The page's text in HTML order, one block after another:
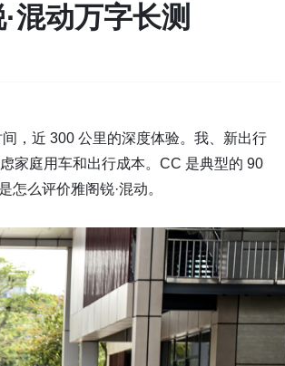
混动万字长测
，近 300 公里的深度体验。我、新出行
家庭用车和出行成本。CC 是典型的 90
么评价雅阁锐·混动。